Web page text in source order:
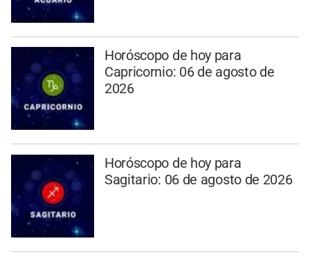
Horóscopo de hoy para
Capricornio: 06 de agosto de
2026
Horóscopo de hoy para
Sagitario: 06 de agosto de 2026